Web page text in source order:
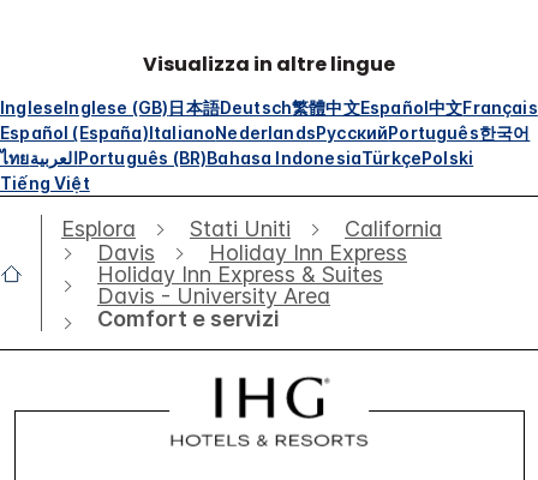
Visualizza in altre lingue
IngleseInglese (GB)日本語Deutsch繁體中文Español中文Français
Español (España)ItalianoNederlandsРусскийPortuguês한국어
ไทยالعربيةPortuguês (BR)Bahasa IndonesiaTürkçePolski
Tiếng Việt
Esplora Stati Uniti
California
Davis
Holiday Inn Express
Holiday Inn Express & Suites
Davis - University Area
Comfort e servizi